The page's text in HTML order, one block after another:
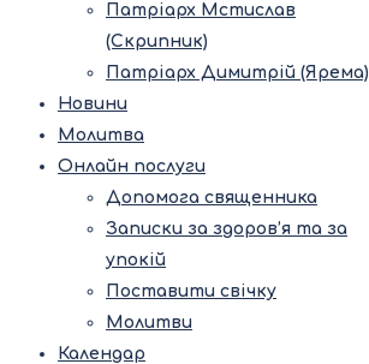
Патріарх Мстислав
(Скрипник)
Патріарх Димитрій (Ярема)
Новини
Молитва
Онлайн послуги
Допомога священника
Записки за здоров’я та за
упокій
Поставити свічку
Молитви
Календар